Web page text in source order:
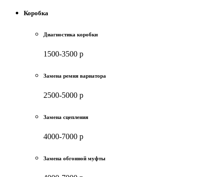
Коробка
Диагностика коробки
1500-3500 р
Замена ремня вариатора
2500-5000 р
Замена сцепления
4000-7000 р
Замена обгонной муфты